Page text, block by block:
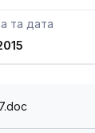
та дата